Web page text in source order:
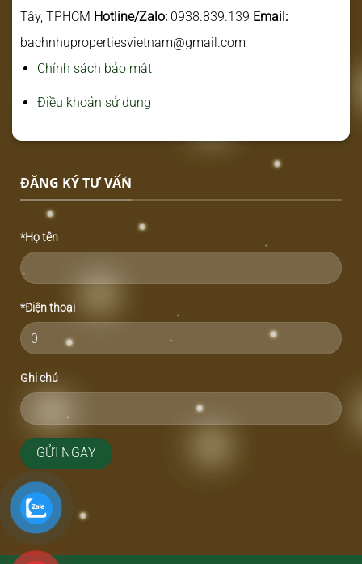
Tây, TPHCM Hotline/Zalo: 0938.839.139 Email:
bachnhupropertiesvietnam@gmail.com
Chính sách bảo mật
Điều khoản sử dụng
ĐĂNG KÝ TƯ VẤN
*Họ tên
*Điện thoại
Ghi chú